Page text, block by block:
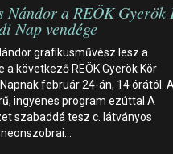
Nándor a REÖK Gyerök
Nap vendége
grafikusművész lesz a
a következő REÖK Gyerök Kör
február 24-án, 14 órától. A
ingyenes program ezúttal A
szabaddá tesz c. látványos